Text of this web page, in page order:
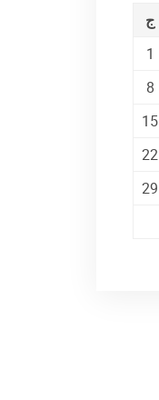
ج
1
8
15
22
29